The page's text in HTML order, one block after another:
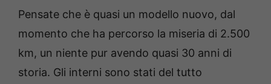
Pensate che è quasi un modello nuovo, dal
momento che ha percorso la miseria di 2.500
km, un niente pur avendo quasi 30 anni di
storia. Gli interni sono stati del tutto